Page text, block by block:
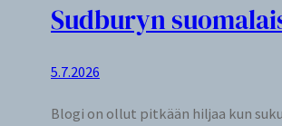
Sudburyn
5.7.2026
Blogi on ollut pitkään hiljaa kun